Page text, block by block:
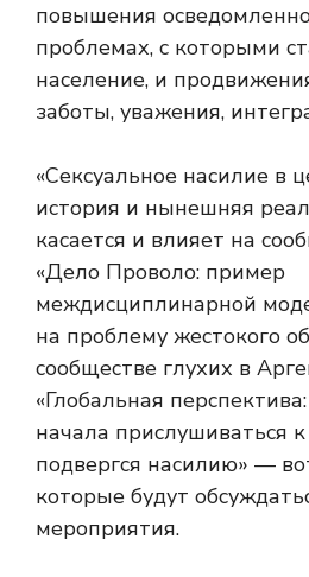
повышения
проблемах, с которыми
население, и
заботы, уважения,
«Сексуальное насилие в
история и нынешняя
касается и влияет на
«Дело Проволо: пример
междисциплинарной
на проблему жестокого
сообществе глухих в
«Глобальная
начала прислушиваться
подвергся насилию» —
которые будут
мероприятия.